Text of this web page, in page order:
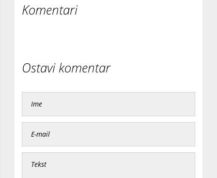
Komentari
Ostavi komentar